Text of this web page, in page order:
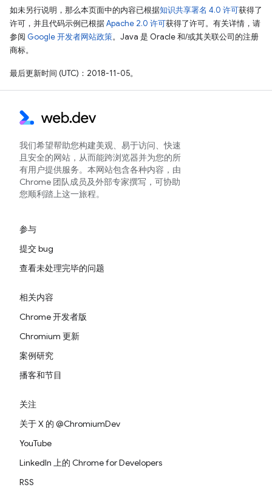
如未另行说明，那么本页面中的内容已根据知识共享署名 4.0 许可获得了
许可，并且代码示例已根据Apache 2.0 许可获得了许可。有关详情，请
参阅 Google 开发者网站政策。Java 是 Oracle 和/或其关联公司的注册
商标。
最后更新时间 (UTC)：2018-11-05。
我们希望帮助您构建美观、易于访问、快速
且安全的网站，从而能跨浏览器并为您的所
有用户提供服务。本网站包含各种内容，由
Chrome 团队成员及外部专家撰写，可协助
您顺利踏上这一旅程。
参与
提交 bug
查看未处理完毕的问题
相关内容
Chrome 开发者版
Chromium 更新
案例研究
播客和节目
关注
关于 X 的 @ChromiumDev
YouTube
LinkedIn 上的 Chrome for Developers
RSS